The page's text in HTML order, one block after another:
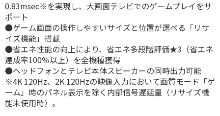
0.83msec※を実現し、大画面テレビでのゲームプレイをサ
ポート
●ゲーム画面の操作しやすいサイズと位置が選べる「リサ
イズ機能」搭載
●省エネ性能の向上により、省エネ多段階評価★3（省エネ
達成率100％以上）を全機種獲得
●ヘッドフォンとテレビ本体スピーカーの同時出力可能
※4K 120Hz、2K 120Hzの映像入力において画質モード「ゲ
ーム」時のパネル表示を除く内部信号遅延量（リサイズ機
能未使用時）。